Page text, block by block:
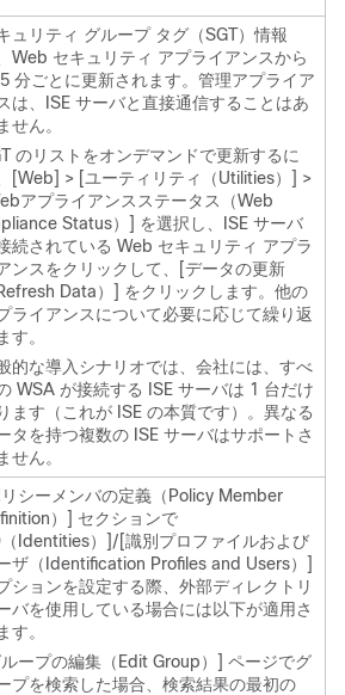
ュリティ グループ タグ（SGT）情報
Web セキュリティ アプライアンスから
分ごとに更新されます。管理アプライア
は、ISE サーバと直接通信することはあ
せん。
のリストをオンデマンドで更新するに
[Web] > [ユーティリティ（Utilities）] >
アプライアンスステータス（Web
Status）] を選択し、ISE サーバ
続されている Web セキュリティ アプラ
ンスをクリックして、[データの更新
Refresh Data）] をクリックします。他の
ライアンスについて必要に応じて繰り返
す。
的な導入シナリオでは、会社には、すべ
WSA が接続する ISE サーバは 1 台だけ
ます（これが ISE の本質です）。異なる
タを持つ複数の ISE サーバはサポートさ
せん。
リシーメンバの定義（Policy Member
）] セクションで
（Identities）]/[識別プロファイルおよび
ザ（Identification Profiles and Users）]
ションを設定する際、外部ディレクトリ
バを使用している場合には以下が適用さ
す。
ループの編集（Edit Group）] ページでグ
プを検索した場合、検索結果の最初の